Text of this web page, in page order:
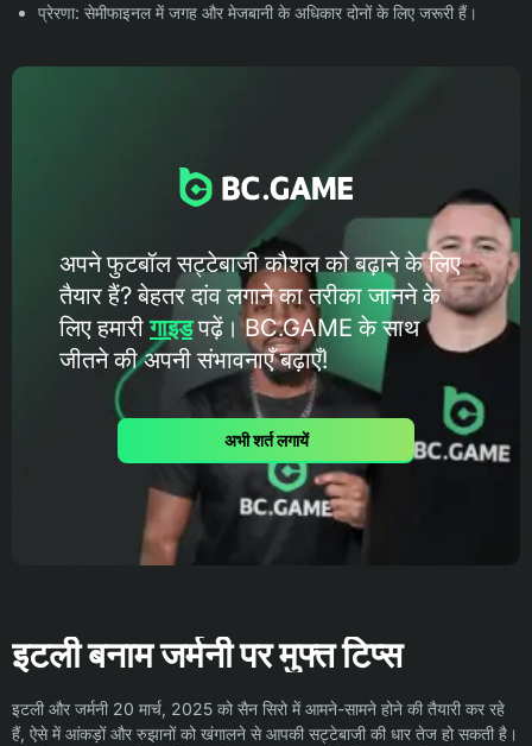
प्रेरणा: सेमीफाइनल में जगह और मेजबानी के अधिकार दोनों के लिए जरूरी हैं।
अपने फुटबॉल सट्टेबाजी कौशल को बढ़ाने के लिए
तैयार हैं? बेहतर दांव लगाने का तरीका जानने के
लिए हमारीगाइडपढ़ें। BC.GAME के ​​साथ
जीतने की अपनी संभावनाएँ बढ़ाएँ!
अभी शर्त लगायें
इटली बनाम जर्मनी पर मुफ्त टिप्स
इटली और जर्मनी 20 मार्च, 2025 को सैन सिरो में आमने-सामने होने की तैयारी कर रहे
हैं, ऐसे में आंकड़ों और रुझानों को खंगालने से आपकी सट्टेबाजी की धार तेज हो सकती है।